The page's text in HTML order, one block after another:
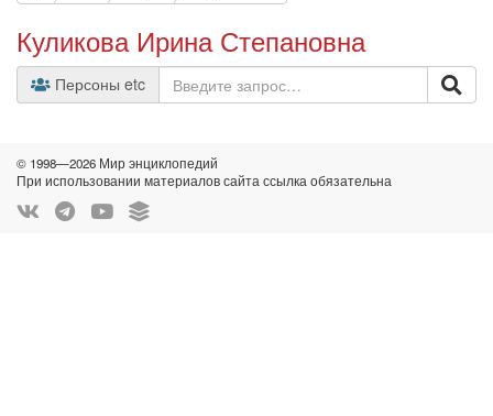
Куликова Ирина Степановна
Персоны etc
© 1998—2026 Мир энциклопедий
При использовании материалов сайта ссылка обязательна